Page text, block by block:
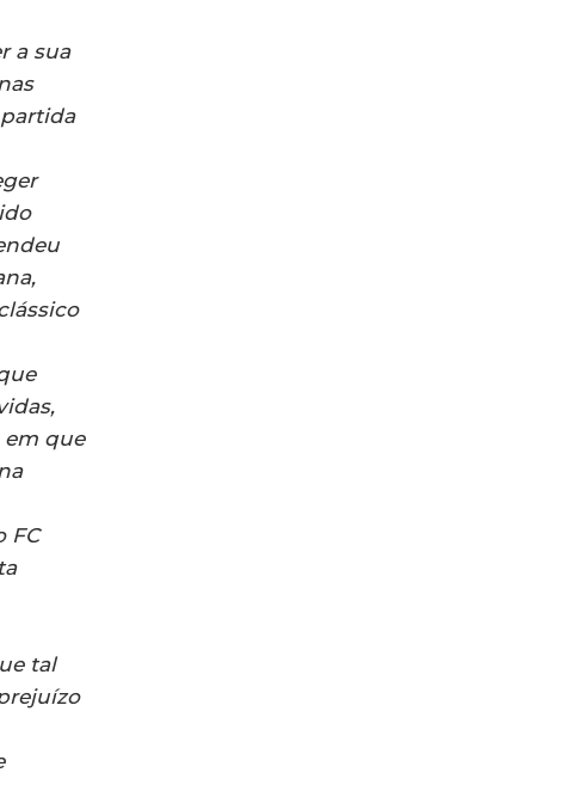
a sua
em que
FC
tal